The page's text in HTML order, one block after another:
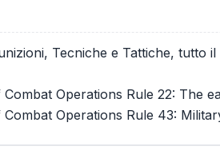
Tecniche e Tattiche, tutto il
Operations Rule 22: The
Operations Rule 43: